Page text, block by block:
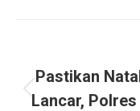
Pastikan
Lancar,